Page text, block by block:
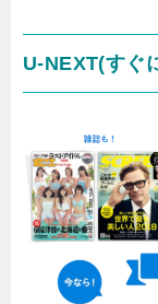
U-NEXT(すぐ